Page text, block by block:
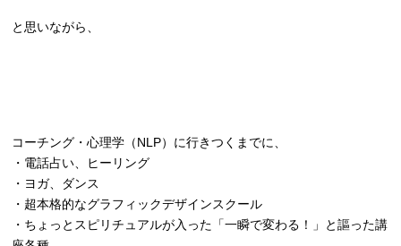
と思いながら、
コーチング・心理学（NLP）に行きつくまでに、
・電話占い、ヒーリング
・ヨガ、ダンス
・超本格的なグラフィックデザインスクール
・ちょっとスピリチュアルが入った「一瞬で変わる！」と謳った講